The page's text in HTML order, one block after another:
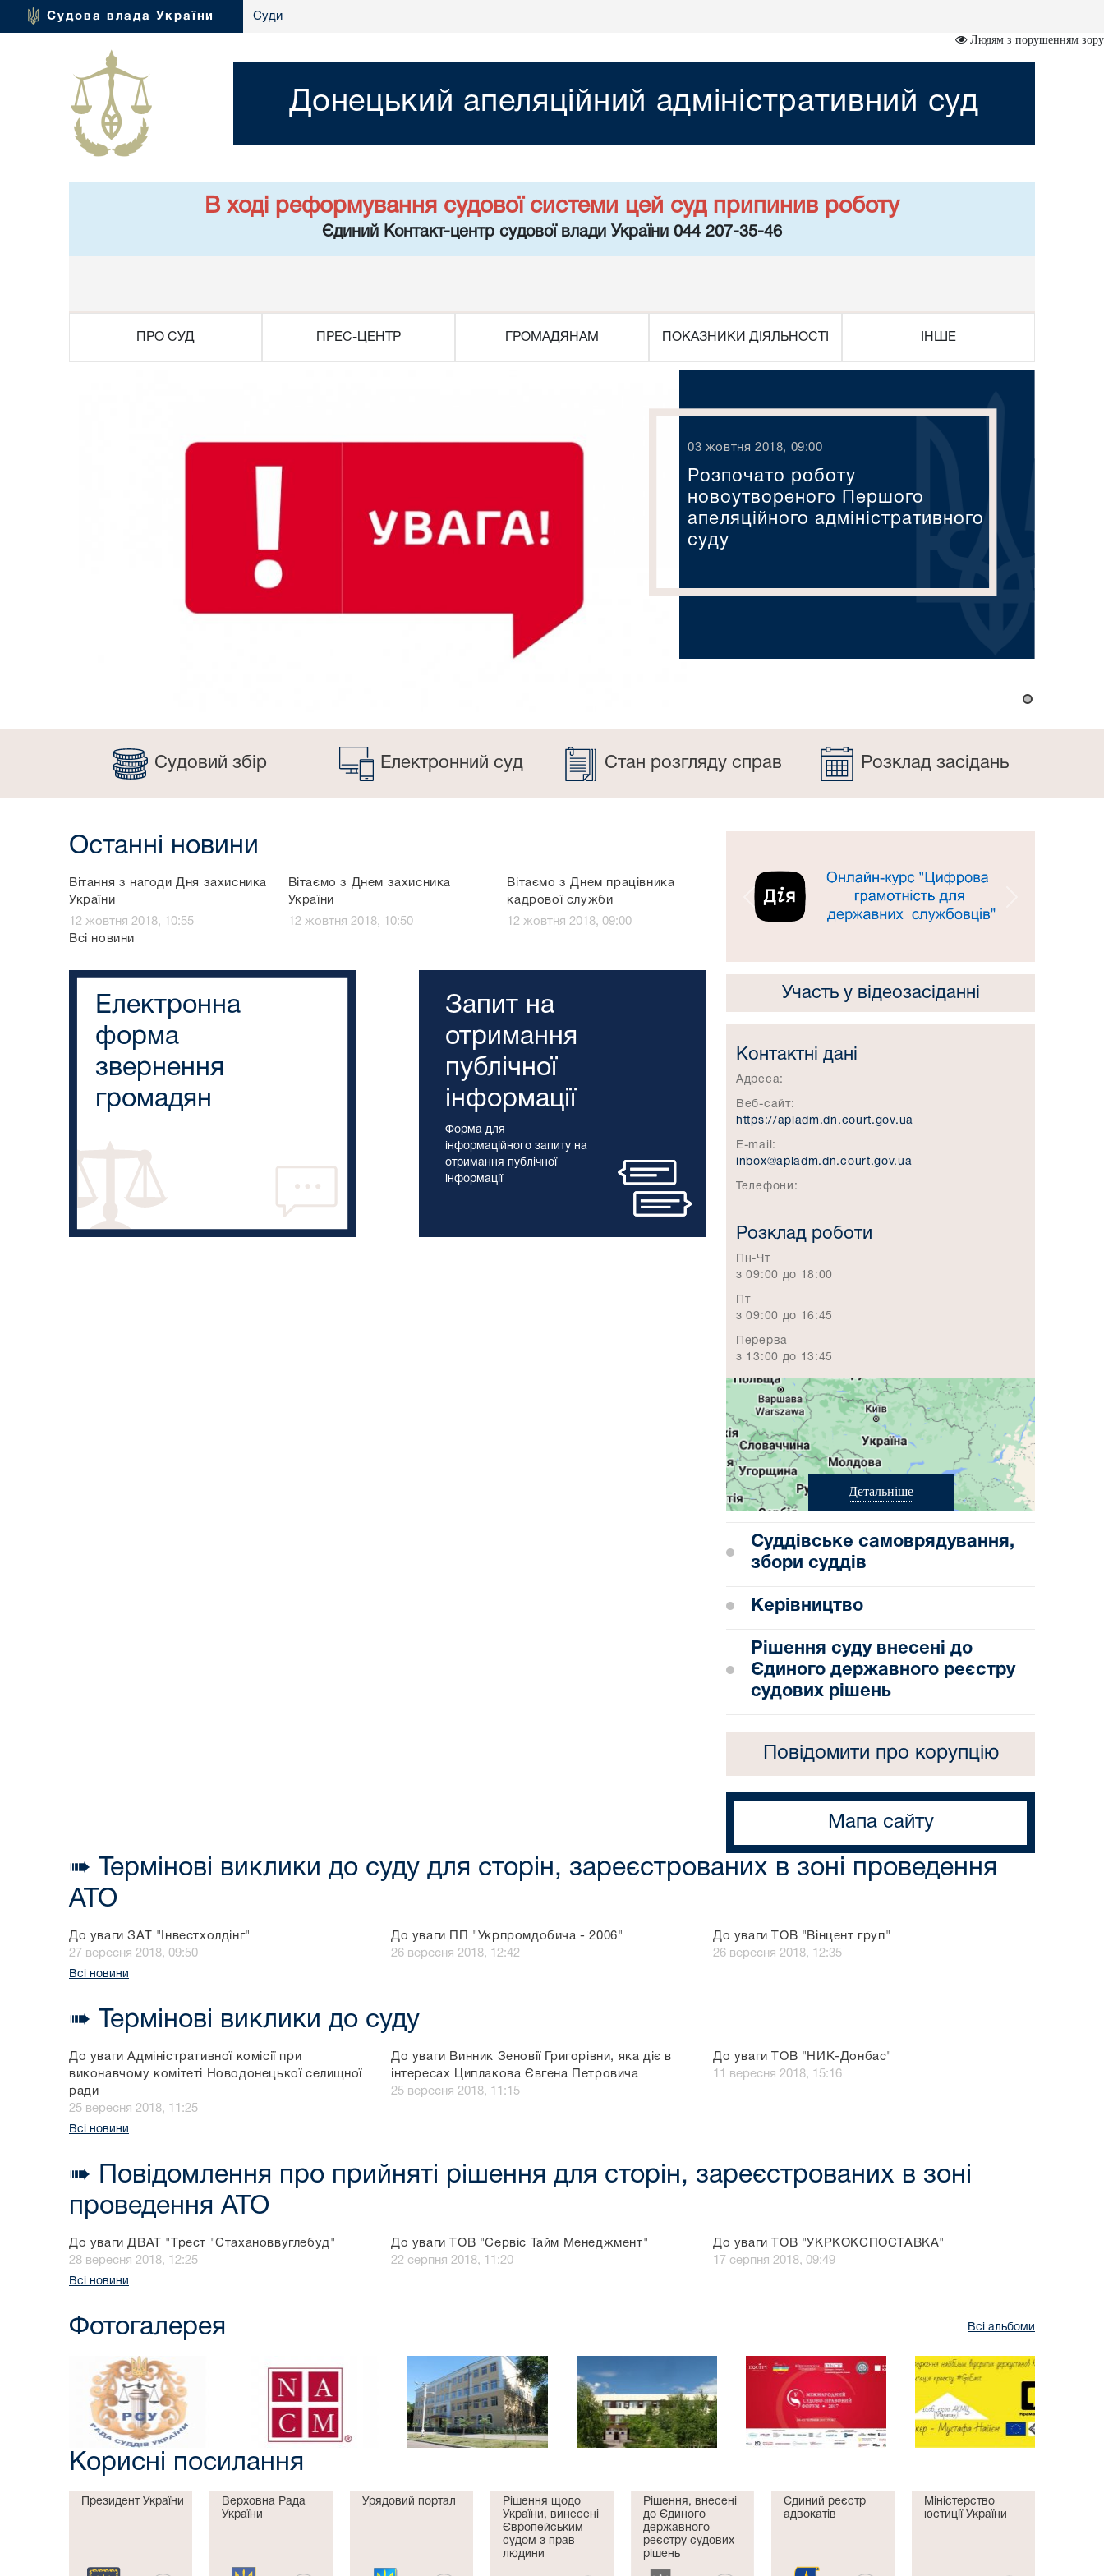
Судова влада України Суди
Людям з порушенням зору
Донецький апеляційний адміністративний суд
В ході реформування судової системи цей суд припинив роботу
Єдиний Контакт-центр судової влади України 044 207-35-46
ПРО СУД ПРЕС-ЦЕНТР ГРОМАДЯНАМ ПОКАЗНИКИ ДІЯЛЬНОСТІ ІНШЕ
03 жовтня 2018, 09:00
Розпочато роботу
новоутвореного Першого
апеляційного адміністративного
суду
Судовий збір Електронний суд Стан розгляду справ Розклад засідань
Останні новини
Вітання з нагоди Дня захисника
України
12 жовтня 2018, 10:55
Вітаємо з Днем захисника
України
12 жовтня 2018, 10:50
Вітаємо з Днем працівника
кадрової служби
12 жовтня 2018, 09:00
Всі новини
Електронна
форма
звернення
громадян
Запит на
отримання
публічної
інформації
Форма для
інформаційного запиту на
отримання публічної
інформації
Попередній
Участь у відеозасіданні
Контактні дані
Адреса:
Веб-сайт:
https://apladm.dn.court.gov.ua
E-mail:
inbox@apladm.dn.court.gov.ua
Телефони:
Розклад роботи
Пн-Чт
з 09:00 до 18:00
Пт
з 09:00 до 16:45
Перерва
з 13:00 до 13:45
Детальніше
Суддівське самоврядування,
збори суддів
Керівництво
Рішення суду внесені до
Єдиного державного реєстру
судових рішень
Повідомити про корупцію
Мапа сайту
➠ Термінові виклики до суду для сторін, зареєстрованих в зоні проведення
АТО
До уваги ЗАТ "Інвестхолдінг"
27 вересня 2018, 09:50
До уваги ПП "Укрпромдобича - 2006"
26 вересня 2018, 12:42
До уваги ТОВ "Вінцент груп"
26 вересня 2018, 12:35
Всі новини
➠ Термінові виклики до суду
До уваги Адміністративної комісії при
виконавчому комітеті Новодонецької селищної
ради
25 вересня 2018, 11:25
До уваги Винник Зеновії Григорівни, яка діє в
інтересах Циплакова Євгена Петровича
25 вересня 2018, 11:15
До уваги ТОВ "НИК-Донбас"
11 вересня 2018, 15:16
Всі новини
➠ Повідомлення про прийняті рішення для сторін, зареєстрованих в зоні
проведення АТО
До уваги ДВАТ "Трест "Стахановвуглебуд"
28 вересня 2018, 12:25
До уваги ТОВ "Сервіс Тайм Менеджмент"
22 серпня 2018, 11:20
До уваги ТОВ "УКРКОКСПОСТАВКА"
17 серпня 2018, 09:49
Всі новини
Фотогалерея Всі альбоми
Корисні посилання
Президент України
Верховна Рада
України
Урядовий портал
Рішення щодо
України, винесені
Європейським
судом з прав
людини
Рішення, внесені
до Єдиного
державного
реєстру судових
рішень
Єдиний реєстр
адвокатів
Міністерство
юстиції України